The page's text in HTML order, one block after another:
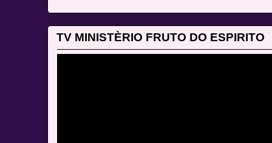
TV MINISTÈRIO FRUTO DO ESPIRITO